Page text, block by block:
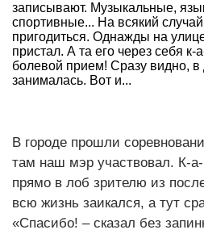
записывают. Музыкальные,
спортивные... На всякий
пригодиться. Однажды на
пристал. А та его через себя к-
болевой прием! Сразу видно, в
занималась. Вот и...
В городе прошли
там наш мэр участвовал. К-
прямо в лоб зрителю из
всю жизнь заикался, а тут
«Спасибо! – сказал без